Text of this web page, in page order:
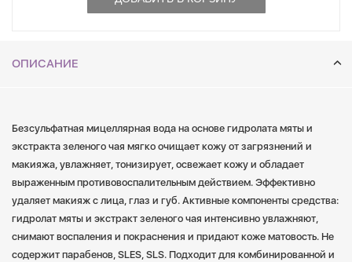
ОПИСАНИЕ
Безсульфатная мицеллярная вода на основе гидролата мяты и
экстракта зеленого чая мягко очищает кожу от загрязнений и
макияжа, увлажняет, тонизирует, освежает кожу и обладает
выраженным противовоспалительным действием. Эффективно
удаляет макияж с лица, глаз и губ. Активные компоненты средства:
гидролат мяты и экстракт зеленого чая интенсивно увлажняют,
снимают воспаления и покраснения и придают коже матовость. Не
содержит парабенов, SLES, SLS. Подходит для комбинированной и